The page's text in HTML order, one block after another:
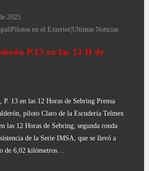
2025
Pilotos en el Exterior Ultimas Noticias
P.13 en las 12 H de
P. 13 en las 12 Horas de Sebring Prensa
piloto Claro de la Escudería Telmex
las 12 Horas de Sebring, segunda ronda
de la Serie IMSA, que se llevó a
de 6,02 kilómetros…